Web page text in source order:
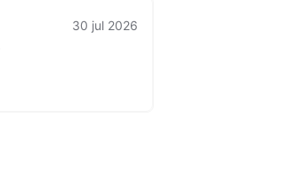
30 jul 2026